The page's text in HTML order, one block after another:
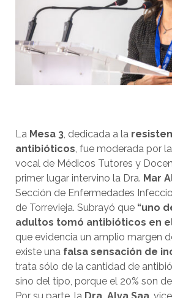
La Mesa 3, dedicada a la
antibióticos, fue moderada por la
vocal de Médicos Tutores y
primer lugar intervino la Dra. Mar
Sección de Enfermedades
de Torrevieja. Subrayó que “uno
adultos tomó antibióticos en
que evidencia un amplio margen
existe una falsa sensación de
trata sólo de la cantidad de
sino del tipo, porque el 20% son